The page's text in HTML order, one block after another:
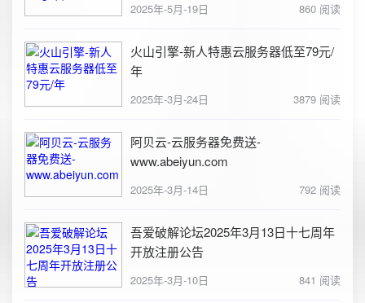
2025年-5月-19日 860 阅读
火山引擎-新人特惠云服务器低至79元/
年
2025年-3月-24日 3879 阅读
阿贝云-云服务器免费送-
www.abeiyun.com
2025年-3月-14日 792 阅读
吾爱破解论坛2025年3月13日十七周年
开放注册公告
2025年-3月-10日 841 阅读